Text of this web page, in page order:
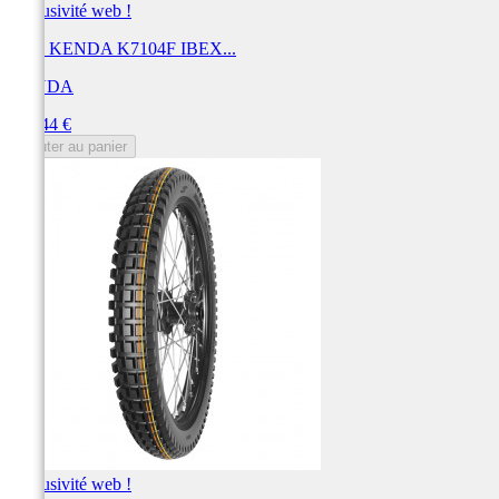
Exclusivité web !
Pneu KENDA K7104F IBEX...
KENDA
106,44 €
Ajouter au panier
Exclusivité web !